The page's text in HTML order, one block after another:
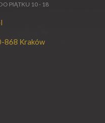
PIĄTKU 10 - 18
868 Kraków